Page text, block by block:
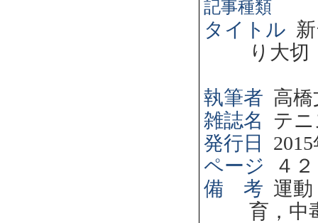
記事種類
タイトル
り大
執筆者 高橋
雑誌名
テ
発行日
2015
ページ
４
備 考 運
育，中